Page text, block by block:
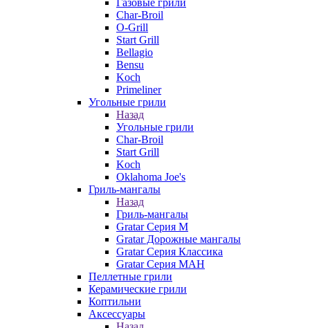
Газовые грили
Char-Broil
O-Grill
Start Grill
Bellagio
Bensu
Koch
Primeliner
Угольные грили
Назад
Угольные грили
Char-Broil
Start Grill
Koch
Oklahoma Joe's
Гриль-мангалы
Назад
Гриль-мангалы
Gratar Серия M
Gratar Дорожные мангалы
Gratar Серия Классика
Gratar Серия МАН
Пеллетные грили
Керамические грили
Коптильни
Аксессуары